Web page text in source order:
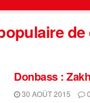
Donbass :
30 AOÛT 2015 0